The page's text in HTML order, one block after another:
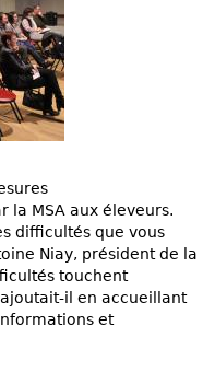
la MSA aux éleveurs.
difficultés que vous
Niay, président de la
touchent
il en accueillant
et